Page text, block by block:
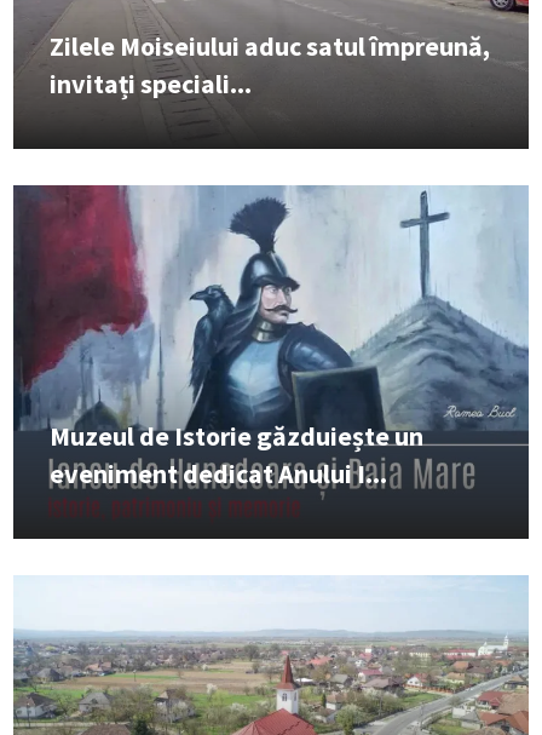
Zilele Moiseiului aduc satul împreună,
invitați speciali...
Muzeul de Istorie găzduiește un
eveniment dedicat Anului I...